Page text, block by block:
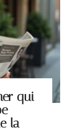
qui
la